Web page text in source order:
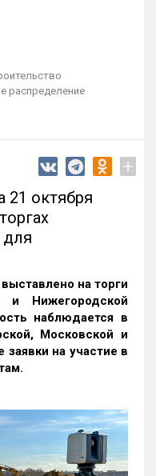
распределение
+
21 октября
для
на торги
Нижегородской
наблюдается в
Московской и
заявки на участие в
.